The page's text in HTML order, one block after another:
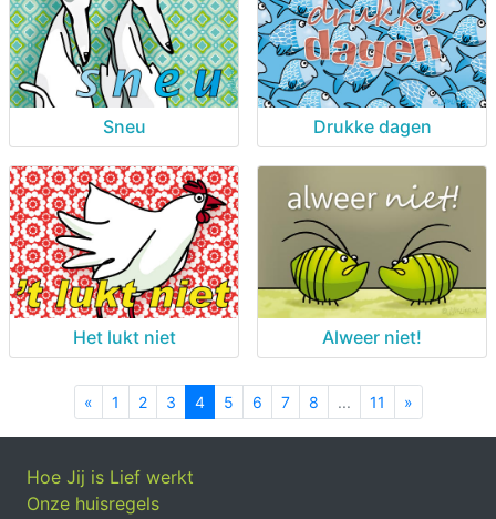
Sneu Drukke dagen
Het lukt niet Alweer niet!
« Previous
1 2 3 4 5 6 7 8 ... 11 »
Hoe Jij is Lief werkt
Onze huisregels